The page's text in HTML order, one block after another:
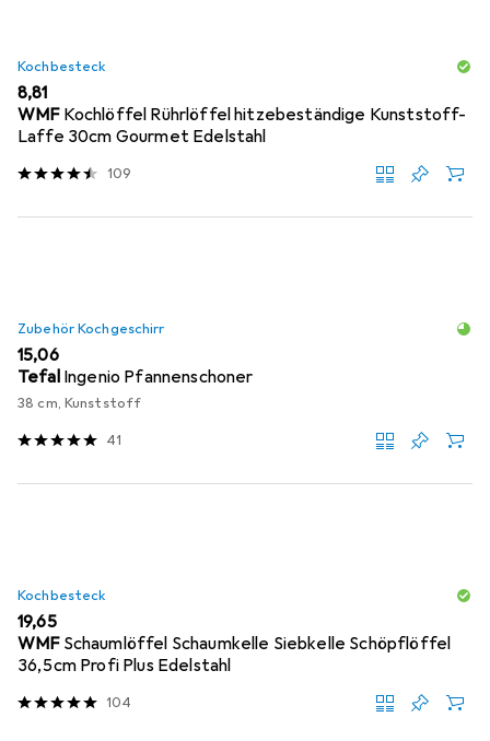
Kochbesteck
EUR
8,81
WMF Kochlöffel Rührlöffel hitzebeständige Kunststoff-
Laffe 30cm Gourmet Edelstahl
109
Zubehör Kochgeschirr
EUR
15,06
Tefal Ingenio Pfannenschoner
38 cm, Kunststoff
41
Kochbesteck
EUR
19,65
WMF Schaumlöffel Schaumkelle Siebkelle Schöpflöffel
36,5cm Profi Plus Edelstahl
104